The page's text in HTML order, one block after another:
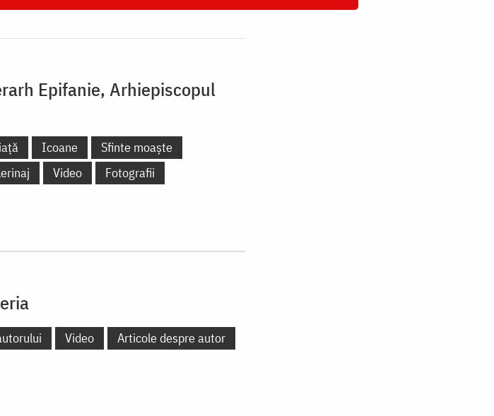
Epifanie, Arhiepiscopul
Icoane
Sfinte moaște
Video Fotografii
Video Articole despre autor